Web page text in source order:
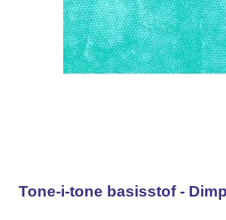
Tone-i-tone basisstof -